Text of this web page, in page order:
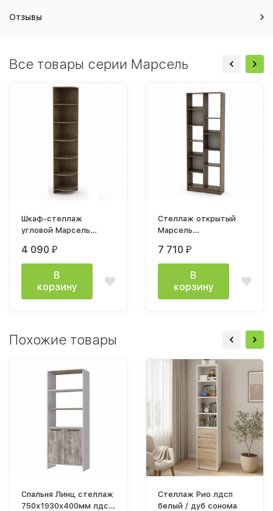
Отзывы
Все товары серии Марсель
Шкаф-стеллаж
угловой Марсель
темный/белый снег
4 090 ₽
В
корзину
Стеллаж открытый
Марсель
гикори рокфорд
темный / белый снег
7 710 ₽
В
корзину
Похожие товары
Спальня Линц стеллаж
750х1930х400мм лдсп
Стеллаж Рио лдсп
белый / дуб сонома